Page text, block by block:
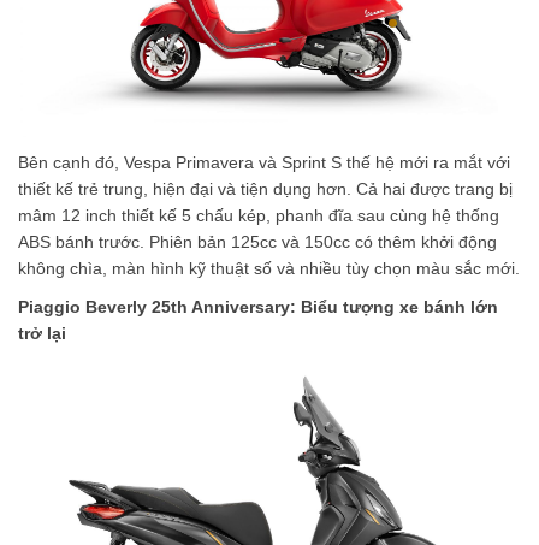
Bên cạnh đó, Vespa Primavera và Sprint S thế hệ mới ra mắt với
thiết kế trẻ trung, hiện đại và tiện dụng hơn. Cả hai được trang bị
mâm 12 inch thiết kế 5 chấu kép, phanh đĩa sau cùng hệ thống
ABS bánh trước. Phiên bản 125cc và 150cc có thêm khởi động
không chìa, màn hình kỹ thuật số và nhiều tùy chọn màu sắc mới.
Piaggio Beverly 25th Anniversary: Biểu tượng xe bánh lớn
trở lại